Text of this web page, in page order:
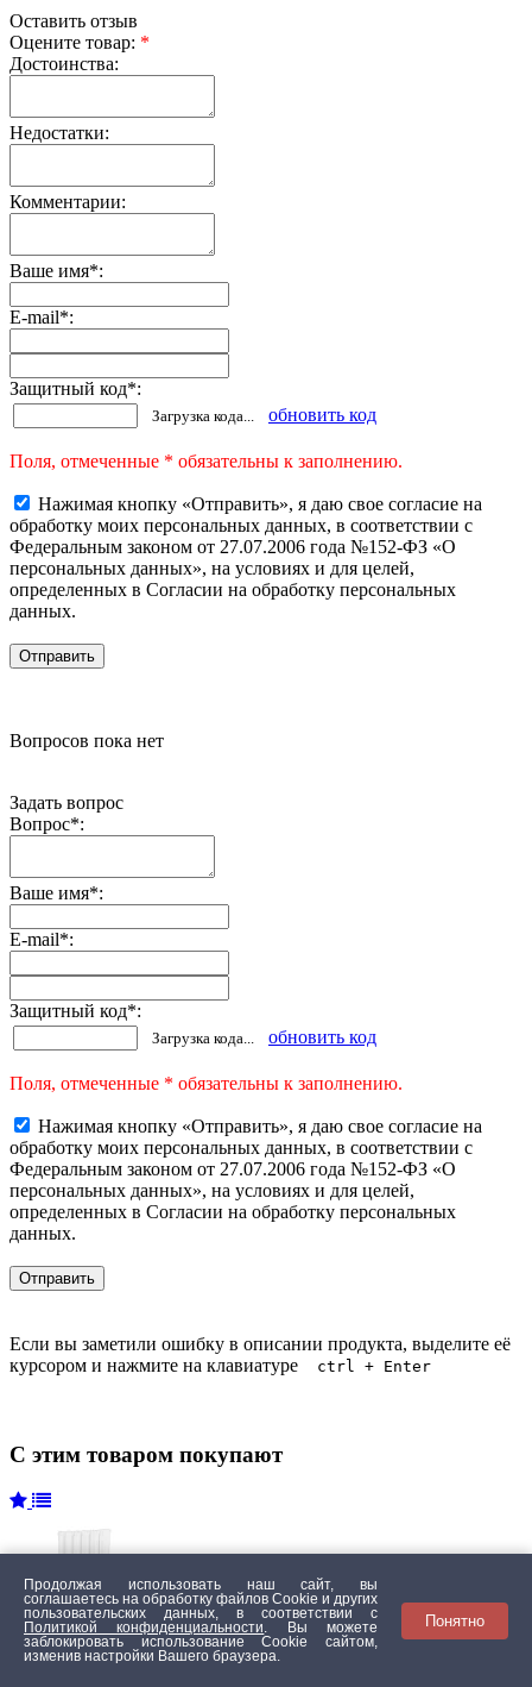
Оставить отзыв
Оцените товар: *
Достоинства:
Недостатки:
Комментарии:
Ваше имя*:
E-mail*:
Защитный код*:
Загрузка кода... обновить код
Поля, отмеченные * обязательны к заполнению.
Нажимая кнопку «Отправить», я даю свое согласие на
обработку моих персональных данных, в соответствии с
Федеральным законом от 27.07.2006 года №152-ФЗ «О
персональных данных», на условиях и для целей,
определенных в Согласии на обработку персональных
данных.
Вопросов пока нет
Задать вопрос
Вопрос*:
Ваше имя*:
E-mail*:
Защитный код*:
Загрузка кода... обновить код
Поля, отмеченные * обязательны к заполнению.
Нажимая кнопку «Отправить», я даю свое согласие на
обработку моих персональных данных, в соответствии с
Федеральным законом от 27.07.2006 года №152-ФЗ «О
персональных данных», на условиях и для целей,
определенных в Согласии на обработку персональных
данных.
Если вы заметили ошибку в описании продукта, выделите её
курсором и нажмите на клавиатуре
ctrl + Enter
С этим товаром покупают
Продолжая использовать наш сайт, вы
соглашаетесь на обработку файлов Сookie и других
пользовательских данных, в соответствии с
Политикой конфиденциальности
. Вы можете
заблокировать использование Cookie сайтом,
изменив настройки Вашего браузера.
Понятно